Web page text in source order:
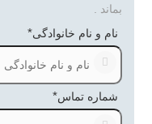
بماند .
نام و نام خانوادگی*
شماره تماس*